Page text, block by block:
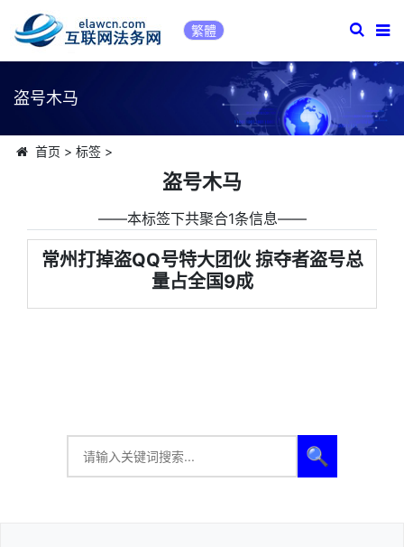
繁體
盗号木马
首页 > 标签>
盗号木马
――本标签下共聚合1条信息――
常州打掉盗QQ号特大团伙 掠夺者盗号总
量占全国9成
🔍